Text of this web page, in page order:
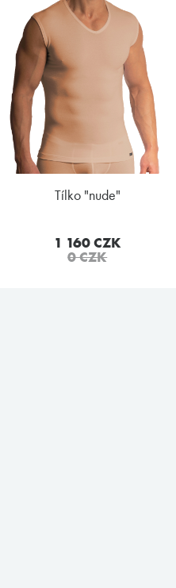
tílko "nude"
1 160 CZK
0 CZK